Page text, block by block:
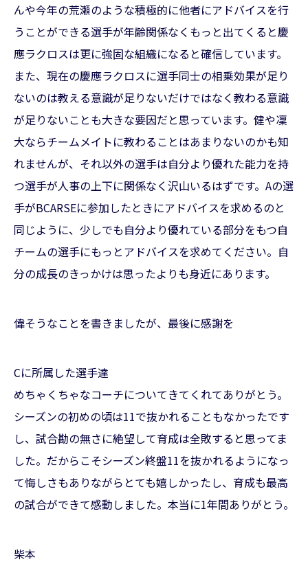
んや今年の荒瀬のような積極的に他者にアドバイスを行
うことができる選手が年齢関係なくもっと出てくると慶
應ラクロスは更に強固な組織になると確信しています。
また、現在の慶應ラクロスに選手同士の相乗効果が足り
ないのは教える意識が足りないだけではなく教わる意識
が足りないことも大きな要因だと思っています。健や凜
大ならチームメイトに教わることはあまりないのかも知
れませんが、それ以外の選手は自分より優れた能力を持
つ選手が人事の上下に関係なく沢山いるはずです。Aの選
手がBCARSEに参加したときにアドバイスを求めるのと
同じように、少しでも自分より優れている部分をもつ自
チームの選手にもっとアドバイスを求めてください。自
分の成長のきっかけは思ったよりも身近にあります。
偉そうなことを書きましたが、最後に感謝を
Cに所属した選手達
めちゃくちゃなコーチについてきてくれてありがとう。
シーズンの初めの頃は11で抜かれることもなかったです
し、試合勘の無さに絶望して育成は全敗すると思ってま
した。だからこそシーズン終盤11を抜かれるようになっ
て悔しさもありながらとても嬉しかったし、育成も最高
の試合ができて感動しました。本当に1年間ありがとう。
柴本